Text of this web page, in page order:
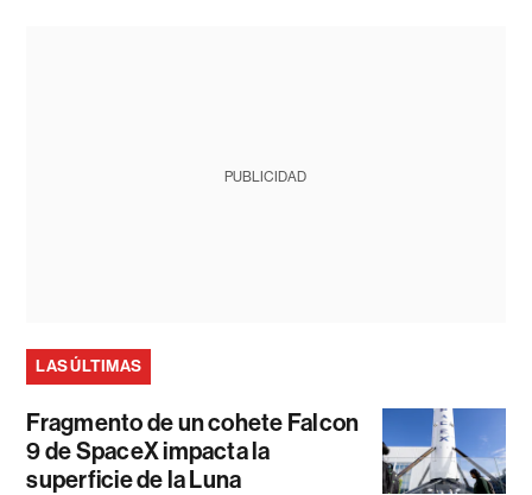
PUBLICIDAD
LAS ÚLTIMAS
Fragmento de un cohete Falcon
9 de SpaceX impacta la
superficie de la Luna